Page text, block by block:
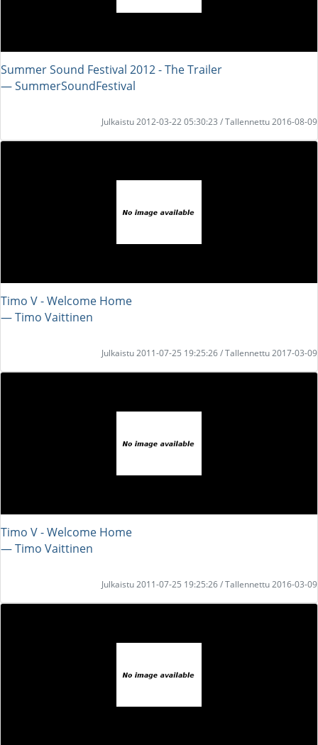
Summer Sound Festival 2012 - The Trailer
― SummerSoundFestival
Julkaistu 2012-03-22 05:30:23 / Tallennettu 2016-08-09
Timo V - Welcome Home
― Timo Vaittinen
Julkaistu 2011-07-25 19:25:26 / Tallennettu 2017-03-09
Timo V - Welcome Home
― Timo Vaittinen
Julkaistu 2011-07-25 19:25:26 / Tallennettu 2016-03-09